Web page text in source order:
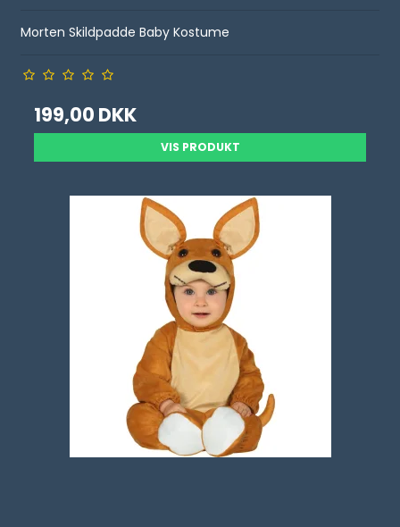
Morten Skildpadde Baby Kostume
199,00 DKK
VIS PRODUKT